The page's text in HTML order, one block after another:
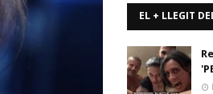
EL + LLEGIT